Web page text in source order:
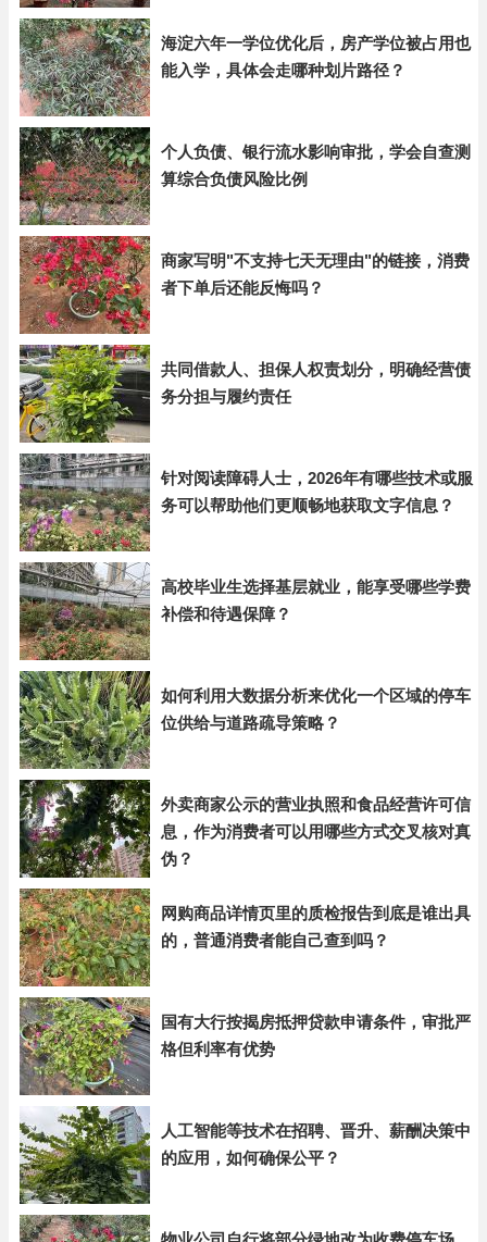
海淀六年一学位优化后，房产学位被占用也
能入学，具体会走哪种划片路径？
个人负债、银行流水影响审批，学会自查测
算综合负债风险比例
商家写明"不支持七天无理由"的链接，消费
者下单后还能反悔吗？
共同借款人、担保人权责划分，明确经营债
务分担与履约责任
针对阅读障碍人士，2026年有哪些技术或服
务可以帮助他们更顺畅地获取文字信息？
高校毕业生选择基层就业，能享受哪些学费
补偿和待遇保障？
如何利用大数据分析来优化一个区域的停车
位供给与道路疏导策略？
外卖商家公示的营业执照和食品经营许可信
息，作为消费者可以用哪些方式交叉核对真
伪？
网购商品详情页里的质检报告到底是谁出具
的，普通消费者能自己查到吗？
国有大行按揭房抵押贷款申请条件，审批严
格但利率有优势
人工智能等技术在招聘、晋升、薪酬决策中
的应用，如何确保公平？